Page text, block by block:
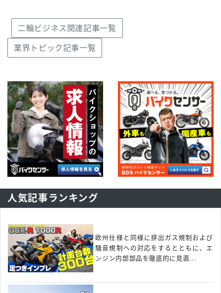
二輪ビジネス関連記事一覧
業界トピック記事一覧
人気記事ランキング
欧州仕様と同様に排出ガス規制および
騒音規制への対応をするとともに、エ
ンジン内部部品を徹底的に見直...